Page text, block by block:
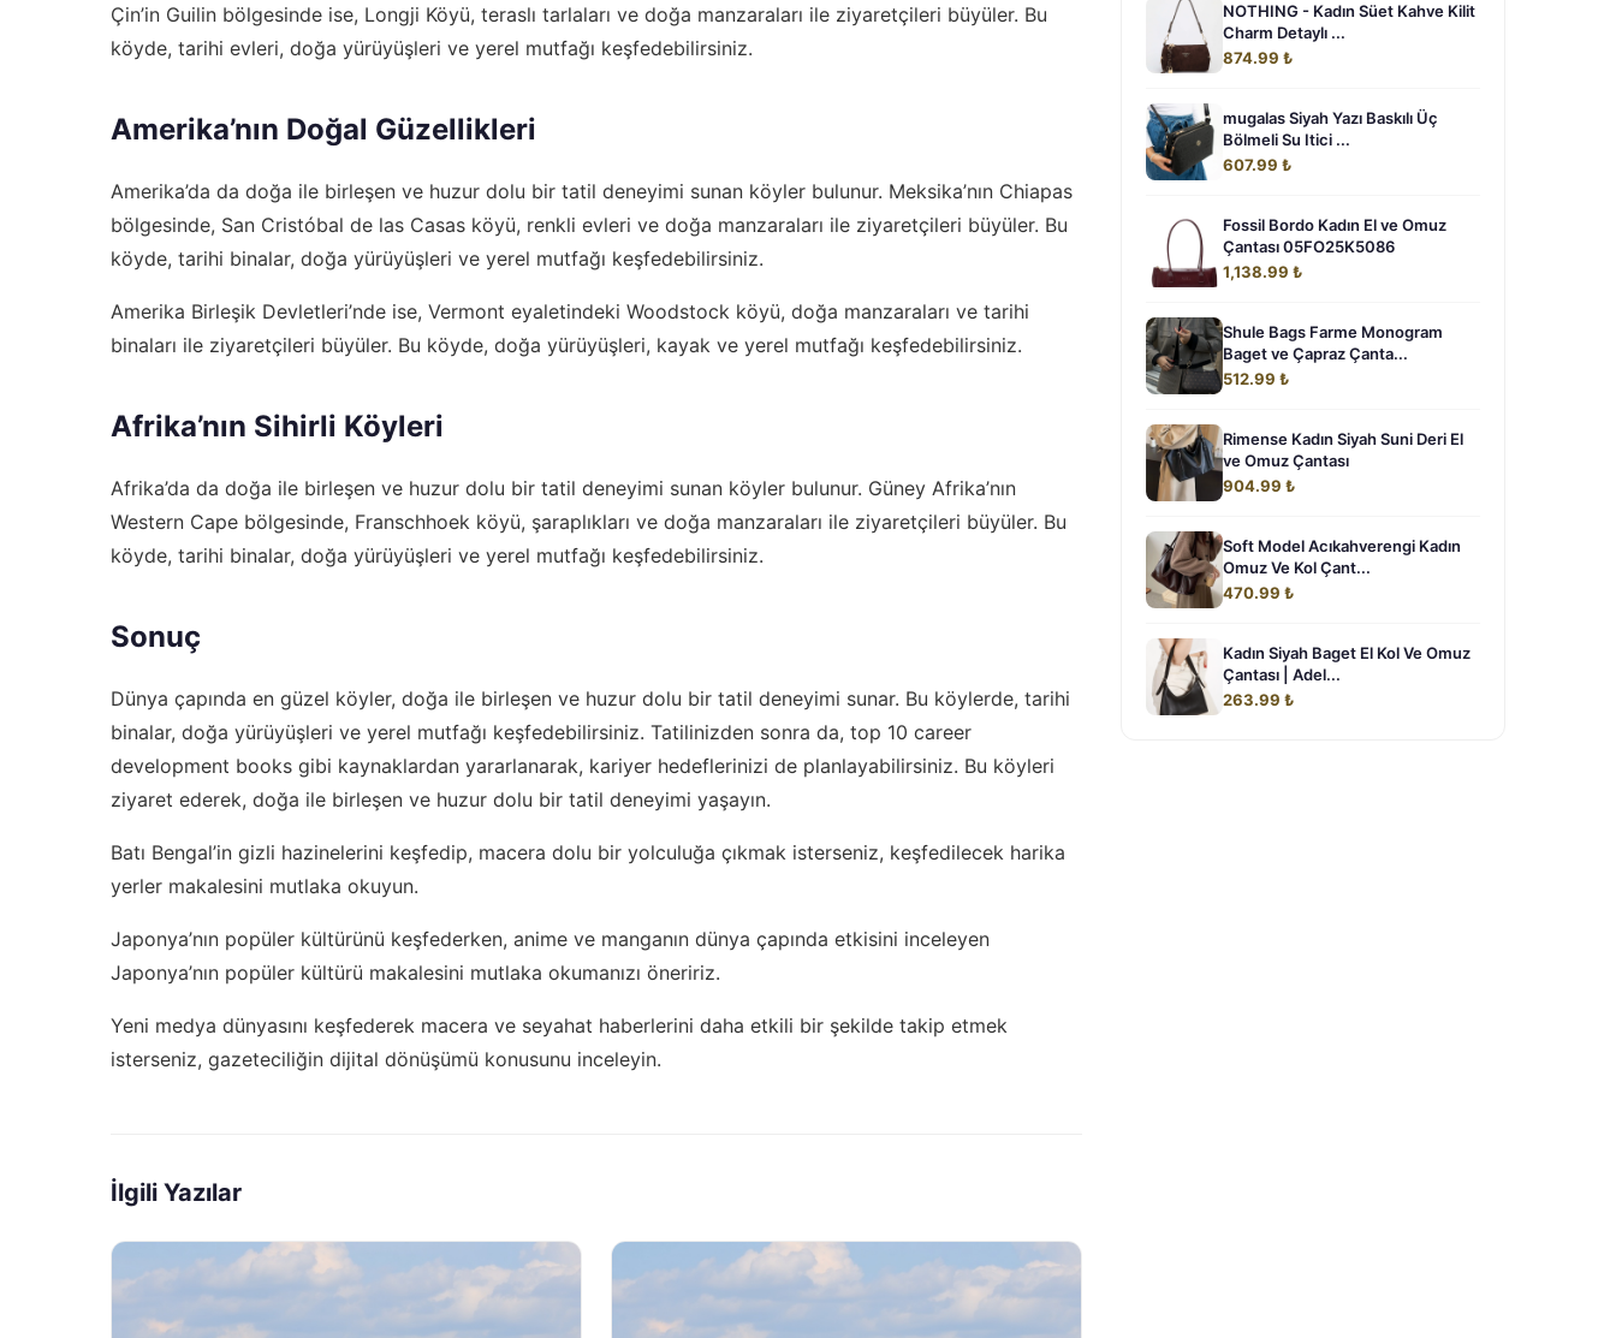
Çin’in Guilin bölgesinde ise, Longji Köyü, teraslı tarlaları ve doğa manzaraları ile ziyaretçileri büyüler. Bu
köyde, tarihi evleri, doğa yürüyüşleri ve yerel mutfağı keşfedebilirsiniz.
Amerika’nın Doğal Güzellikleri
Amerika’da da doğa ile birleşen ve huzur dolu bir tatil deneyimi sunan köyler bulunur. Meksika’nın Chiapas
bölgesinde, San Cristóbal de las Casas köyü, renkli evleri ve doğa manzaraları ile ziyaretçileri büyüler. Bu
köyde, tarihi binalar, doğa yürüyüşleri ve yerel mutfağı keşfedebilirsiniz.
Amerika Birleşik Devletleri’nde ise, Vermont eyaletindeki Woodstock köyü, doğa manzaraları ve tarihi
binaları ile ziyaretçileri büyüler. Bu köyde, doğa yürüyüşleri, kayak ve yerel mutfağı keşfedebilirsiniz.
Afrika’nın Sihirli Köyleri
Afrika’da da doğa ile birleşen ve huzur dolu bir tatil deneyimi sunan köyler bulunur. Güney Afrika’nın
Western Cape bölgesinde, Franschhoek köyü, şaraplıkları ve doğa manzaraları ile ziyaretçileri büyüler. Bu
köyde, tarihi binalar, doğa yürüyüşleri ve yerel mutfağı keşfedebilirsiniz.
Sonuç
Dünya çapında en güzel köyler, doğa ile birleşen ve huzur dolu bir tatil deneyimi sunar. Bu köylerde, tarihi
binalar, doğa yürüyüşleri ve yerel mutfağı keşfedebilirsiniz. Tatilinizden sonra da, top 10 career
development books gibi kaynaklardan yararlanarak, kariyer hedeflerinizi de planlayabilirsiniz. Bu köyleri
ziyaret ederek, doğa ile birleşen ve huzur dolu bir tatil deneyimi yaşayın.
Batı Bengal’in gizli hazinelerini keşfedip, macera dolu bir yolculuğa çıkmak isterseniz, keşfedilecek harika
yerler makalesini mutlaka okuyun.
Japonya’nın popüler kültürünü keşfederken, anime ve manganın dünya çapında etkisini inceleyen
Japonya’nın popüler kültürü makalesini mutlaka okumanızı öneririz.
Yeni medya dünyasını keşfederek macera ve seyahat haberlerini daha etkili bir şekilde takip etmek
isterseniz, gazeteciliğin dijital dönüşümü konusunu inceleyin.
İlgili Yazılar
NOTHING - Kadın Süet Kahve Kilit
Charm Detaylı ...
874.99 ₺
mugalas Siyah Yazı Baskılı Üç
Bölmeli Su Itici ...
607.99 ₺
Fossil Bordo Kadın El ve Omuz
Çantası 05FO25K5086
1,138.99 ₺
Shule Bags Farme Monogram
Baget ve Çapraz Çanta...
512.99 ₺
Rimense Kadın Siyah Suni Deri El
ve Omuz Çantası
904.99 ₺
Soft Model Acıkahverengi Kadın
Omuz Ve Kol Çant...
470.99 ₺
Kadın Siyah Baget El Kol Ve Omuz
Çantası | Adel...
263.99 ₺